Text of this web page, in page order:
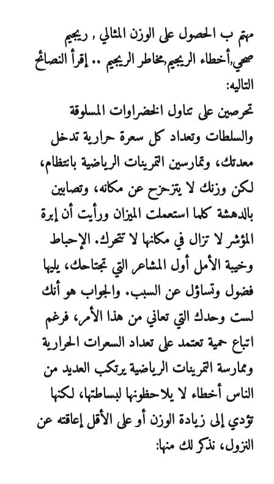
مهتم ب الحصول على الوزن المثالي , ريجيم
صحي,أخطاء الريجيم,مخاطر الريجيم .. إقرأ النصائح
التاليه:
تحرصين على تناول الخضراوات المسلوقة
والسلطات وتعداد كل سعرة حرارية تدخل
معدتك، وتمارسين التمرينات الرياضية بانتظام،
لكن وزنك لا يتزحزح عن مكانه، وتصابين
بالدهشة كلما استعملت الميزان ورأيت أن إبرة
المؤشر لا تزال في مكانها لا تتحرك. الإحباط
وخيبة الأمل أول المشاعر التي تجتاحك، يليها
فضول وتساؤل عن السبب. والجواب هو أنك
لست وحدك التي تعاني من هذا الأمر، فرغم
اتباع حمية تعتمد على تعداد السعرات الحرارية
وممارسة التمرينات الرياضية يرتكب العديد من
الناس أخطاء لا يلاحظونها لبساطتها، لكنها
تؤدي إلى زيادة الوزن أو على الأقل إعاقته عن
النزول، نذكر لك منها: